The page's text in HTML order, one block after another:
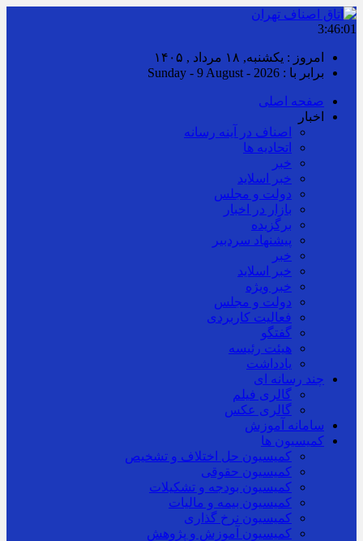
3:46:02
امروز : یکشنبه, ۱۸ مرداد , ۱۴۰۵
برابر با : Sunday - 9 August - 2026
صفحه اصلی
اخبار
اصناف در آینه رسانه
اتحادیه ها
خبر
خبر اسلايد
دولت و مجلس
بازار در اخبار
برگزیده
پیشنهاد سردبیر
خبر
خبر اسلايد
خبر ویژه
دولت و مجلس
فعالیت کاربردی
گفتگو
هیئت رئیسه
یادداشت
چند رسانه ای
گالری فیلم
گالری عکس
سامانه آموزش
کمیسیون ها
کمیسیون حل اختلاف و تشخیص
کمیسیون حقوقی
کمیسیون بودجه و تشکیلات
کمیسیون بیمه و مالیات
کمیسیون نرخ گذاری
کمیسیون آموزش و پژوهش